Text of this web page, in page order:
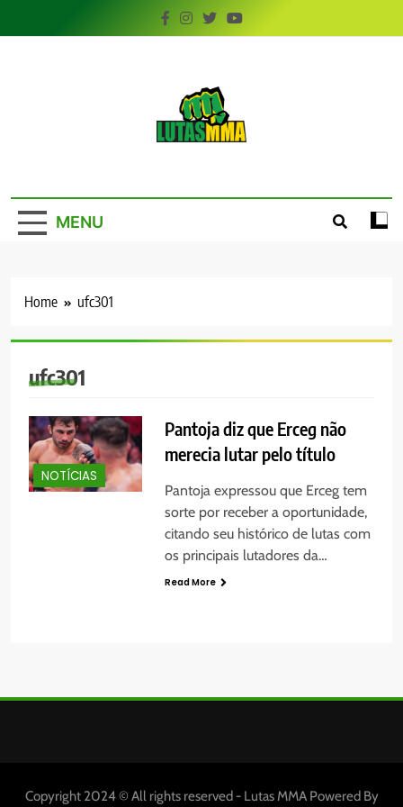
to
MENU
Home ufc301
ufc301
NOTÍCIAS
Pantoja diz que Erceg não
merecia lutar pelo título
Pantoja expressou que Erceg tem
sorte por receber a oportunidade,
citando seu histórico de lutas com
os principais lutadores da…
Read More
Copyright 2024 © All rights reserved - Lutas MMA Powered By